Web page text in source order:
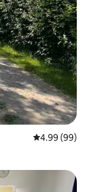
Calificación
4.99 (99)